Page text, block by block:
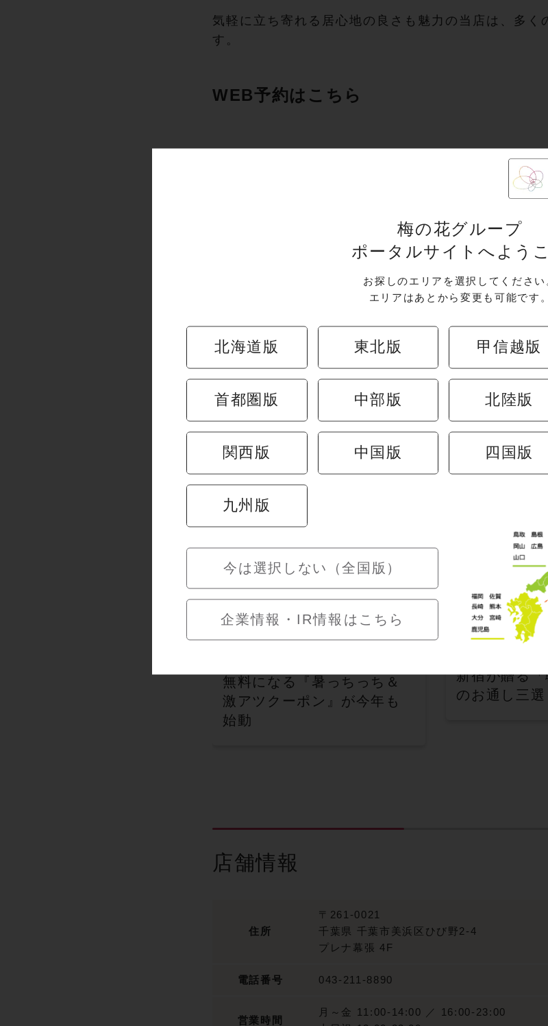
梅の花グループ
ポータルサイトへよう
お探しのエリアを選択してください
エリアはあとから変更も可能です。
北海道版 東北版 甲信越版
首都圏版 中部版 北陸版
関西版 中国版 四国版
九州版
今は選択しない（全国版）
企業情報・IR情報はこちら
気軽に立ち寄れる居心地の良さも魅力の当店は、多
す。
WEB予約はこちら
キャンセルポリシーはこちら
開催中のキャンペーン
「猛暑日よ、来い！？」汗
だくの平日夕方に救世主！
無料になる『暑っちっち＆
激アツクーポン』が今年も
始動
お席につい
新宿が贈る
のお通し三選
店舗情報
住所
〒261-0021
千葉県 千葉市美浜区ひび野2-4
プレナ幕張 4F
電話番号 043-211-8890
営業時間
月～金 11:00-14:00 ／ 16:00-23:00